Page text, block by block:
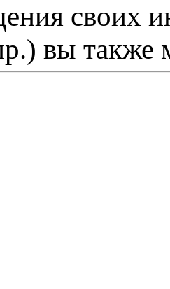
своих
вы также